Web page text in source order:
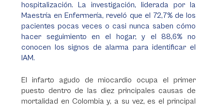
hospitalización. La investigación, liderada por la
Maestría en Enfermería, reveló que el 72,7% de los
pacientes pocas veces o casi nunca saben cómo
hacer seguimiento en el hogar, y el 88,6% no
conocen los signos de alarma para identificar el
IAM.
El infarto agudo de miocardio ocupa el primer
puesto dentro de las diez principales causas de
mortalidad en Colombia y, a su vez, es el principal